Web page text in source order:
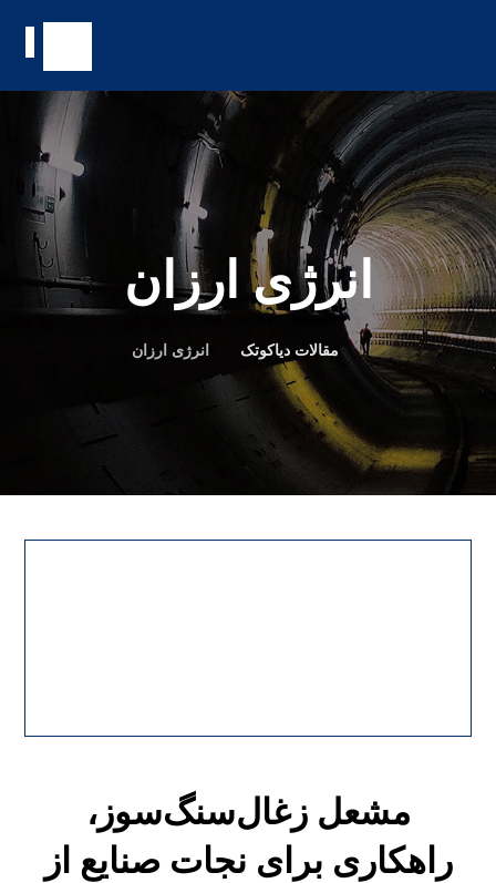
انرژی ارزان
مقالات دیاکوتک انرژی ارزان
مشعل زغال‌سنگ‌سوز،
راهکاری برای نجات صنایع از